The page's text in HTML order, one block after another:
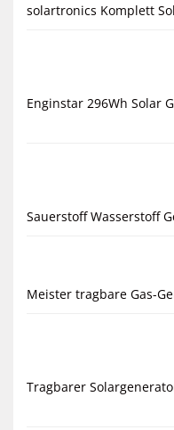
solartronics Komplett
Enginstar 296Wh Solar
Sauerstoff Wasserstoff
Meister tragbare Gas-
Tragbarer